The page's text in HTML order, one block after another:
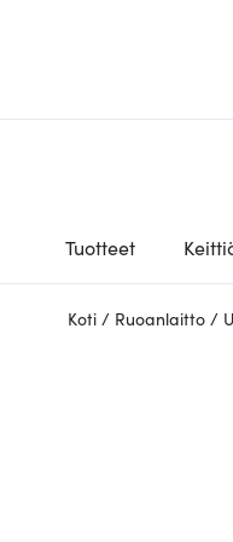
Tuotteet
Koti / Ruoanlaitto /